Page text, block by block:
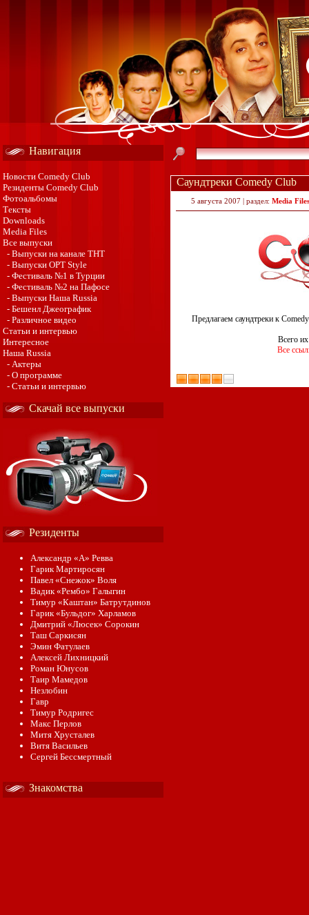
Навигация
Новости Comedy Club
Резиденты Comedy Club
Фотоальбомы
Тексты
Downloads
Media Files
Все выпуски
- Выпуски на канале ТНТ
- Выпуски ОРТ Style
- Фестиваль №1 в Турции
- Фестиваль №2 на Пафосе
- Выпуски Наша Russia
- Бешенл Джеографик
- Различное видео
Статьи и интервью
Интересное
Наша Russia
- Актеры
- О программе
- Статьи и интервью
Скачай все выпуски
Резиденты
Александр «А» Ревва
Гарик Мартиросян
Павел «Снежок» Воля
Вадик «Рембо» Галыгин
Тимур «Каштан» Батрутдинов
Гарик «Бульдог» Харламов
Дмитрий «Люсек» Сорокин
Таш Саркисян
Эмин Фатулаев
Алексей Лихницкий
Роман Юнусов
Таир Мамедов
Незлобин
Гавр
Тимур Родригес
Макс Перлов
Митя Хрусталев
Витя Васильев
Сергей Бессмертный
Знакомства
Саундтреки Comedy Club
5 августа 2007 | раздел: Media Files
Предлагаем саундтреки к
Всего
Все